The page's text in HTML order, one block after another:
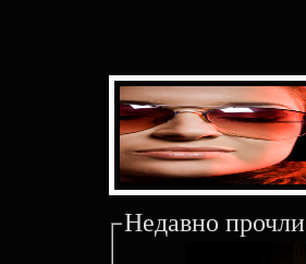
Недавно прочли